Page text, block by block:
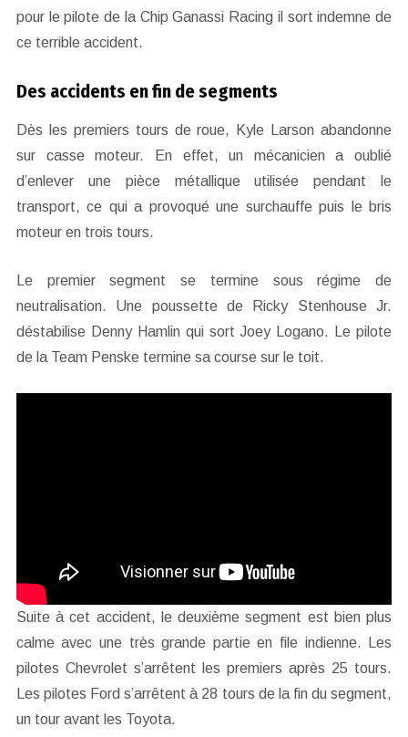
pour le pilote de la Chip Ganassi Racing il sort indemne de
ce terrible accident.
Des accidents en fin de segments
Dès les premiers tours de roue, Kyle Larson abandonne
sur casse moteur. En effet, un mécanicien a oublié
d’enlever une pièce métallique utilisée pendant le
transport, ce qui a provoqué une surchauffe puis le bris
moteur en trois tours.
Le premier segment se termine sous régime de
neutralisation. Une poussette de Ricky Stenhouse Jr.
déstabilise Denny Hamlin qui sort Joey Logano. Le pilote
de la Team Penske termine sa course sur le toit.
Suite à cet accident, le deuxième segment est bien plus
calme avec une très grande partie en file indienne. Les
pilotes Chevrolet s’arrêtent les premiers après 25 tours.
Les pilotes Ford s’arrêtent à 28 tours de la fin du segment,
un tour avant les Toyota.